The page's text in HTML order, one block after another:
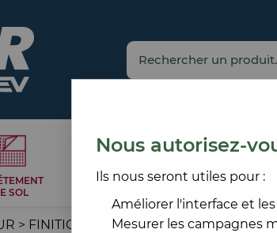
SOL
CARRELAGE
REVÊTEMENT
> FINITION SOL >ACCESSOIRE,
Nous autorisez-
Ils nous seront utiles pour :
Améliorer l'interface et
Mesurer les campagnes